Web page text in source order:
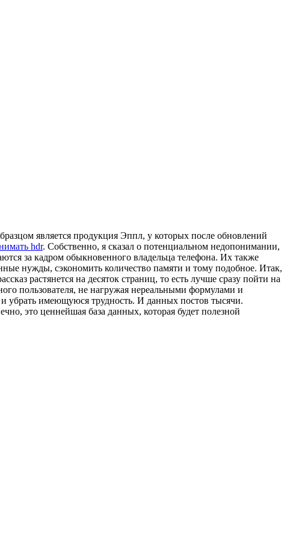
является продукция Эппл, у которых после обновлений
hdr. Собственно, я сказал о потенциальном недопонимании,
за кадром обыкновенного владельца телефона. Их также
нужды, сэкономить количество памяти и тому подобное. Итак,
растянется на десяток страниц, то есть лучше сразу пойти на
пользователя, не нагружая нереальными формулами и
убрать имеющуюся трудность. И данных постов тысячи.
это ценнейшая база данных, которая будет полезной